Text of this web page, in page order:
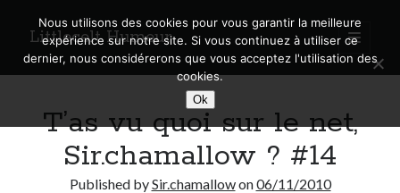
Littlecelt Humeur
open
primary
menu
Sidebar
Search
T’as vu quoi sur le net,
Sir.chamallow ? #14
Published bySir.chamallowon06/11/2010
Nous utilisons des cookies pour vous garantir la meilleure
expérience sur notre site. Si vous continuez à utiliser ce
dernier, nous considérerons que vous acceptez l'utilisation des
cookies.
Ok